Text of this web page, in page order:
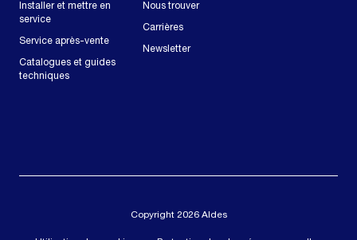
Installer et mettre en
service
Service après-vente
Catalogues et guides
techniques
Nous trouver
Carrières
Newsletter
Copyright 2026 Aldes